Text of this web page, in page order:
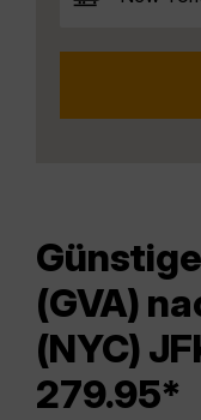
(GVA)
(NYC)
279.95*